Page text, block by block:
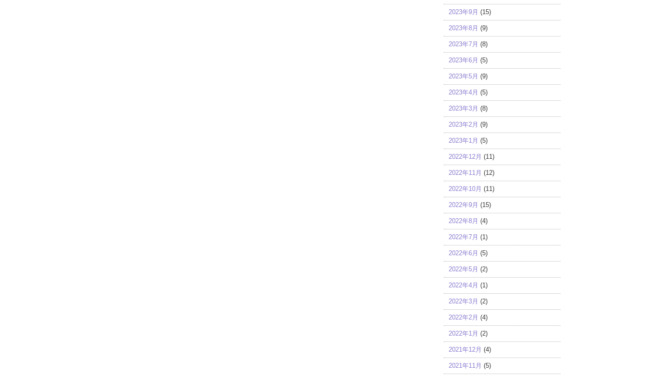
2023年9月 (15)
2023年8月 (9)
2023年7月 (8)
2023年6月 (5)
2023年5月 (9)
2023年4月 (5)
2023年3月 (8)
2023年2月 (9)
2023年1月 (5)
2022年12月 (11)
2022年11月 (12)
2022年10月 (11)
2022年9月 (15)
2022年8月 (4)
2022年7月 (1)
2022年6月 (5)
2022年5月 (2)
2022年4月 (1)
2022年3月 (2)
2022年2月 (4)
2022年1月 (2)
2021年12月 (4)
2021年11月 (5)